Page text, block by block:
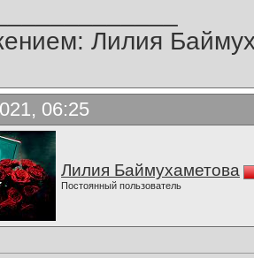
Лилия
06:25
Лилия Баймухаметова
Постоянный пользователь